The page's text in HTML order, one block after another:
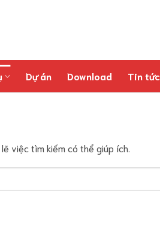
Dự án Download Tin tức
việc tìm kiếm có thể giúp ích.